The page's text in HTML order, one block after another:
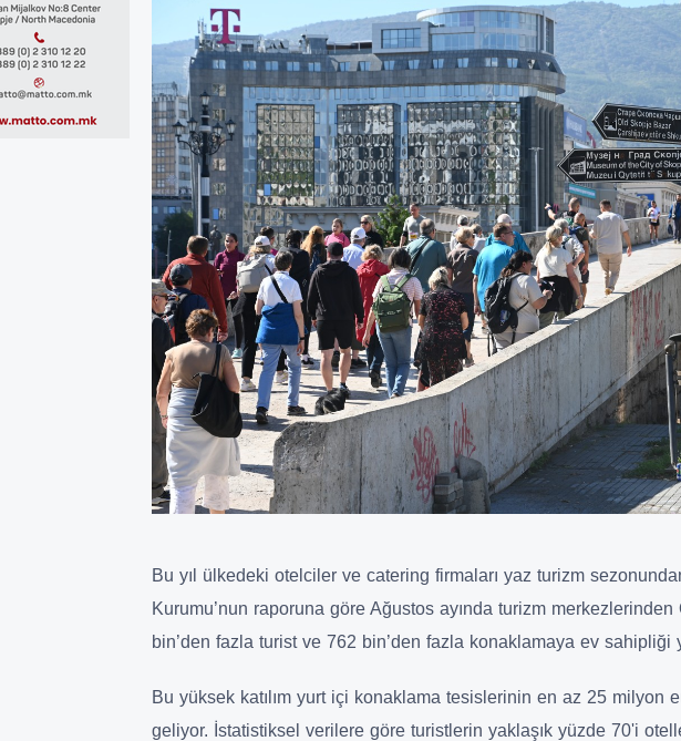
Bu yıl ülkedeki otelciler ve catering firmaları yaz turizm
Kurumu’nun raporuna göre Ağustos ayında turizm
bin’den fazla turist ve 762 bin’den fazla konaklamaya ev sahipliği
Bu yüksek katılım yurt içi konaklama tesislerinin en az 25 milyon
geliyor. İstatistiksel verilere göre turistlerin yaklaşık yüzde 70'i